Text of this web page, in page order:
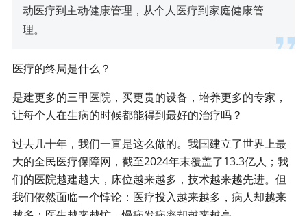
动医疗到主动健康管理，从个人医疗到家庭健康管
理。
医疗的终局是什么？
是建更多的三甲医院，买更贵的设备，培养更多的专家，
让每个人在生病的时候都能得到最好的治疗吗？
过去几十年，我们一直是这么做的。我国建立了世界上最
大的全民医疗保障网，截至2024年末覆盖了13.3亿人；我
们的医院越建越大，床位越来越多，技术越来越先进。但
我们依然面临一个悖论：医疗投入越来越多，病人却越来